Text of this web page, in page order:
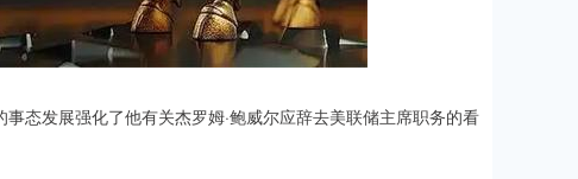
发展强化了他有关杰罗姆·鲍威尔应辞去美联储主席职务的看